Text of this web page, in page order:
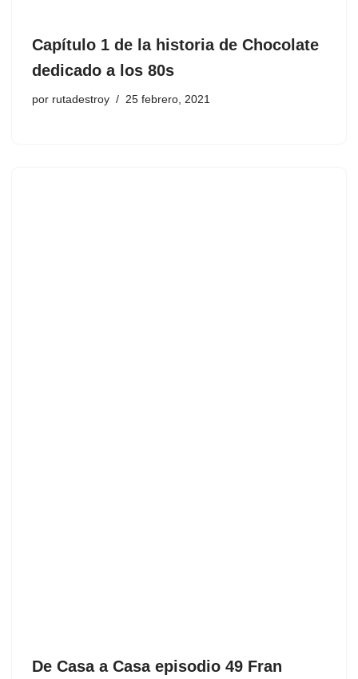
Capítulo 1 de la historia de Chocolate
dedicado a los 80s
por rutadestroy 25 febrero, 2021
De Casa a Casa episodio 49 Fran